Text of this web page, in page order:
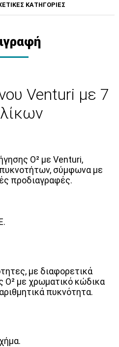
ΚΑΤΗΓΟΡΙΕΣ
Venturi με 7
Ο² με Venturi,
σύμφωνα με
προδιαγραφές.
με διαφορετικά
Ο² με χρωματικό κώδικα
πυκνότητα.